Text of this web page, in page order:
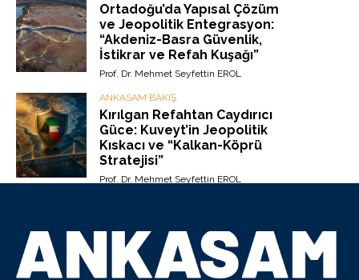
Ortadoğu’da Yapısal Çözüm
ve Jeopolitik Entegrasyon:
“Akdeniz-Basra Güvenlik,
İstikrar ve Refah Kuşağı”
Prof. Dr. Mehmet Seyfettin EROL
ANKASAM BAKIŞ
Kırılgan Refahtan Caydırıcı
Güce: Kuveyt’in Jeopolitik
Kıskacı ve “Kalkan-Köprü
Stratejisi”
Prof. Dr. Mehmet Seyfettin EROL